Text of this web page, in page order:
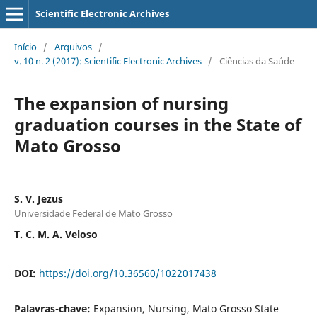
Scientific Electronic Archives
Início / Arquivos /
v. 10 n. 2 (2017): Scientific Electronic Archives / Ciências da Saúde
The expansion of nursing
graduation courses in the State of
Mato Grosso
S. V. Jezus
Universidade Federal de Mato Grosso
T. C. M. A. Veloso
DOI: https://doi.org/10.36560/1022017438
Palavras-chave: Expansion, Nursing, Mato Grosso State